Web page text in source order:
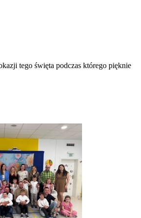
tego święta podczas którego pięknie